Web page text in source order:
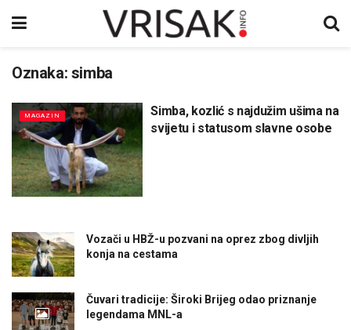
Oznaka: simba
MAGAZIN
Simba, kozlić s najdužim ušima na
svijetu i statusom slavne osobe
Vozači u HBŽ-u pozvani na oprez zbog divljih
konja na cestama
Čuvari tradicije: Široki Brijeg odao priznanje
legendama MNL-a